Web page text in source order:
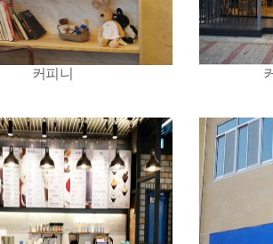
커피니